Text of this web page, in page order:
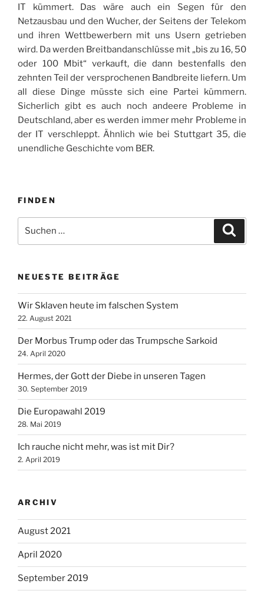
IT kümmert. Das wäre auch ein Segen für den
Netzausbau und den Wucher, der Seitens der Telekom
und ihren Wettbewerbern mit uns Usern getrieben
wird. Da werden Breitbandanschlüsse mit „bis zu 16, 50
oder 100 Mbit“ verkauft, die dann bestenfalls den
zehnten Teil der versprochenen Bandbreite liefern. Um
all diese Dinge müsste sich eine Partei kümmern.
Sicherlich gibt es auch noch andeere Probleme in
Deutschland, aber es werden immer mehr Probleme in
der IT verschleppt. Ähnlich wie bei Stuttgart 35, die
unendliche Geschichte vom BER.
FINDEN
nach:
NEUESTE BEITRÄGE
Wir Sklaven heute im falschen System
22. August 2021
Der Morbus Trump oder das Trumpsche Sarkoid
24. April 2020
Hermes, der Gott der Diebe in unseren Tagen
30. September 2019
Die Europawahl 2019
28. Mai 2019
Ich rauche nicht mehr, was ist mit Dir?
2. April 2019
ARCHIV
August 2021
April 2020
September 2019